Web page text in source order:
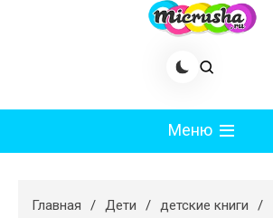
Меню
Худеем
Главная Дети
детские книги